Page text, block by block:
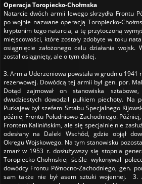
Operacja Toropiecko-Chołmska
Natarcie dwóch armii lewego skrzydła Frontu
po wojnie nazwane operacją Toropiecko-
kryptonim tego natarcia, a tę przytoczoną
miejscowości, które zostały zdobyte w toku
osiągnięcie założonego celu działania
został osiągnięty, ale o tym dalej.
3. Armia Uderzeniowa powstała w grudniu
rezerwowej. Dowódcą tej armii był gen. por.
Dotąd zajmował on stanowiska
dwudziestych dowodził pułkiem piechoty. Na
Purkajew był szefem Sztabu Specjalnego
później Frontu Południowo-Zachodniego.
Frontem Kalinińskim, ale się specjalnie nie
odesłany na Daleki Wschód, gdzie objął
Okręgu Wojskowego. Na tym stanowisku
zmarł w 1953 r. dosłużywszy się stopnia
Toropiecko-Chołmskiej ściśle wykonywał
dowódcy Frontu Północno-Zachodniego, gen.
sam także nie był asem sztuki wojennej. 3.